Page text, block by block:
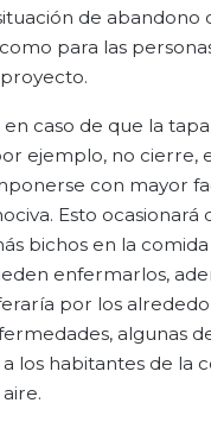
de abandono
como para las
caso de que la
ejemplo, no cierre,
con mayor
Esto ocasionará
bichos en la
enfermarlos,
por los
algunas
los habitantes de la